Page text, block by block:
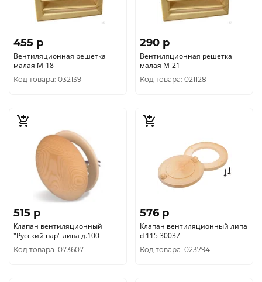
455 p
Вентиляционная решетка
малая М-18
Код товара: 032139
290 p
Вентиляционная решетка
малая М-21
Код товара: 021128
515 p
Клапан вентиляционный
"Русский пар" липа д.100
Код товара: 073607
576 p
Клапан вентиляционный липа
d 115 30037
Код товара: 023794